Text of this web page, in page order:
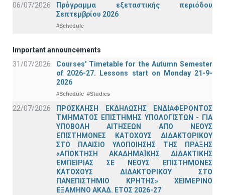
06/07/2026
Πρόγραμμα εξεταστικής περιόδου
Σεπτεμβρίου 2026
#Schedule
Important announcements
31/07/2026
Courses' Timetable for the Autumn Semester
of 2026-27. Lessons start on Monday 21-9-
2026
#Schedule #Studies
22/07/2026
ΠΡΟΣΚΛΗΣΗ ΕΚΔΗΛΩΣΗΣ ΕΝΔΙΑΦΕΡΟΝΤΟΣ
ΤΜΗΜΑΤΟΣ ΕΠΙΣΤΗΜΗΣ ΥΠΟΛΟΓΙΣΤΩΝ - ΓΙΑ
ΥΠΟΒΟΛΗ ΑΙΤΗΣΕΩΝ ΑΠΟ ΝΕΟΥΣ
ΕΠΙΣΤΗΜΟΝΕΣ ΚΑΤΟΧΟΥΣ ΔΙΔΑΚΤΟΡΙΚΟΥ
ΣΤΟ ΠΛΑΙΣΙΟ ΥΛΟΠΟΙΗΣΗΣ ΤΗΣ ΠΡΑΞΗΣ
«ΑΠΟΚΤΗΣΗ ΑΚΑΔΗΜΑΪΚΗΣ ΔΙΔΑΚΤΙΚΗΣ
ΕΜΠΕΙΡΙΑΣ ΣΕ ΝΕΟΥΣ ΕΠΙΣΤΗΜΟΝΕΣ
ΚΑΤΟΧΟΥΣ ΔΙΔΑΚΤΟΡΙΚΟΥ ΣΤΟ
ΠΑΝΕΠΙΣΤΗΜΙΟ ΚΡΗΤΗΣ» ΧΕΙΜΕΡΙΝΟ
ΕΞΑΜΗΝΟ ΑΚΑΔ. ΕΤΟΣ 2026-27